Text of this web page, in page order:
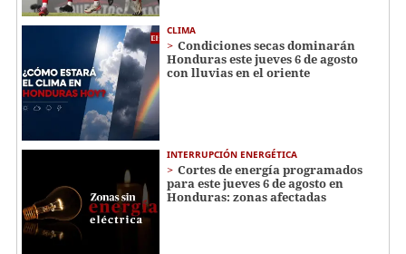
CLIMA
Condiciones secas dominarán
Honduras este jueves 6 de agosto
con lluvias en el oriente
INTERRUPCIÓN ENERGÉTICA
Cortes de energía programados
para este jueves 6 de agosto en
Honduras: zonas afectadas